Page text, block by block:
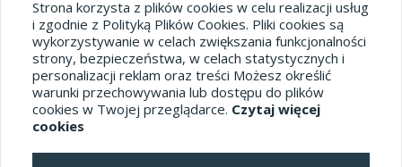
Dane kontaktowe
tel.32 445-74-07
sklep@hard-skin.pl
Strona korzysta z plików cookies w celu realizacji usług
i zgodnie z Polityką Plików Cookies. Pliki cookies są
wykorzystywanie w celach zwiększania funkcjonalności
strony, bezpieczeństwa, w celach statystycznych i
personalizacji reklam oraz treści Możesz określić
warunki przechowywania lub dostępu do plików
cookies w Twojej przeglądarce. Czytaj więcej
cookies